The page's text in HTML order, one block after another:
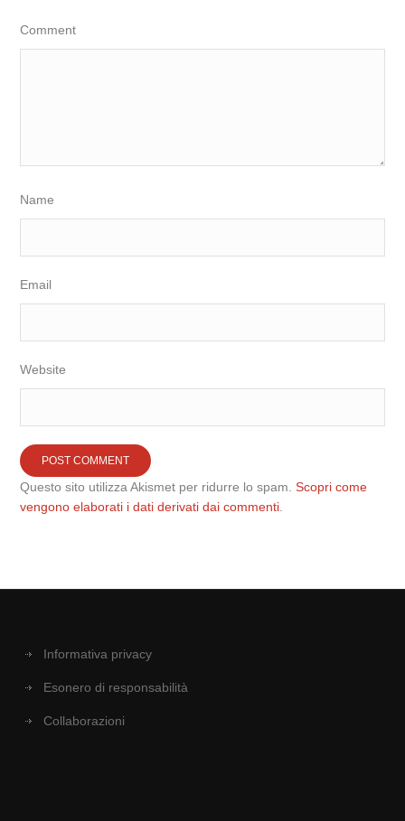
Comment
Name
Email
Website
Questo sito utilizza Akismet per ridurre lo spam.Scopri come
vengono elaborati i dati derivati dai commenti
Informativa privacy
Esonero di responsabilità
Collaborazioni